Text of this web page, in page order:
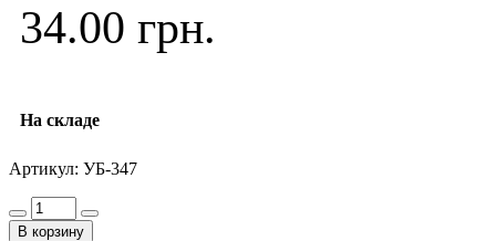
34.00 грн.
На складе
Артикул: УБ-347
В корзину